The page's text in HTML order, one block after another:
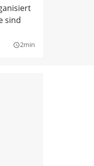
sind
query_builder2min